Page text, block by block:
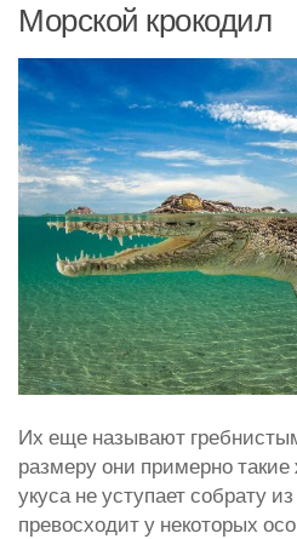
Морской крокодил
Их еще называют
размеру они примерно такие
укуса не уступает собрату
превосходит у некоторых